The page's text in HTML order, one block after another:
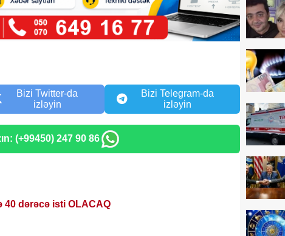
Bizi Twitter-da
izləyin
Bizi Telegram-da
izləyin
(+99450) 247 90 86
dərəcə isti OLACAQ